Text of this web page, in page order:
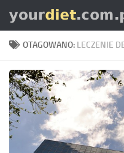
Skip to content
OTAGOWANO: LECZENIE